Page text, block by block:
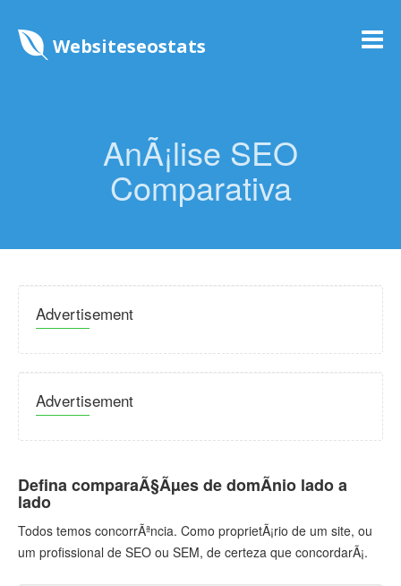
Websiteseostats
AnÃ¡lise SEO
Comparativa
Advertisement
Advertisement
Defina comparaÃ§Ãµes de domÃ­nio lado a
lado
Todos temos concorrÃªncia. Como proprietÃ¡rio de um site, ou
um profissional de SEO ou SEM, de certeza que concordarÃ¡.